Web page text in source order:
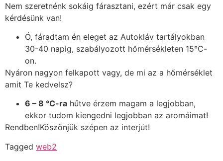
Nem szeretnénk sokáig fárasztani, ezért már csak egy
kérdésünk van!
Ó, fáradtam én eleget az Autokláv tartályokban
30-40 napig, szabályozott hőmérsékleten 15°C-
on.
Nyáron nagyon felkapott vagy, de mi az a hőmérséklet
amit Te kedvelsz?
6 – 8 °C-ra hűtve érzem magam a legjobban,
ekkor tudom kiengedni legjobban az aromáimat!
Rendben!Köszönjük szépen az interjút!
Tagged web2